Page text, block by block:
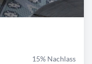
15% Nachlass